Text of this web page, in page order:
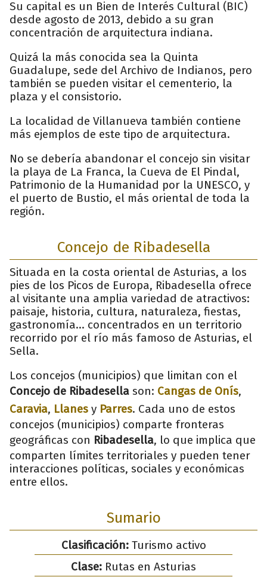
Su capital es un Bien de Interés Cultural (BIC)
desde agosto de 2013, debido a su gran
concentración de arquitectura indiana.
Quizá la más conocida sea la Quinta
Guadalupe, sede del Archivo de Indianos, pero
también se pueden visitar el cementerio, la
plaza y el consistorio.
La localidad de Villanueva también contiene
más ejemplos de este tipo de arquitectura.
No se debería abandonar el concejo sin visitar
la playa de La Franca, la Cueva de El Pindal,
Patrimonio de la Humanidad por la UNESCO, y
el puerto de Bustio, el más oriental de toda la
región.
Concejo de Ribadesella
Situada en la costa oriental de Asturias, a los
pies de los Picos de Europa, Ribadesella ofrece
al visitante una amplia variedad de atractivos:
paisaje, historia, cultura, naturaleza, fiestas,
gastronomía… concentrados en un territorio
recorrido por el río más famoso de Asturias, el
Sella.
Los concejos (municipios) que limitan con el
Concejo de Ribadesella son: Cangas de Onís,
Caravia, Llanes y Parres. Cada uno de estos
concejos (municipios) comparte fronteras
geográficas con Ribadesella, lo que implica que
comparten límites territoriales y pueden tener
interacciones políticas, sociales y económicas
entre ellos.
Sumario
Clasificación:Turismo activo
Clase: Rutas en Asturias